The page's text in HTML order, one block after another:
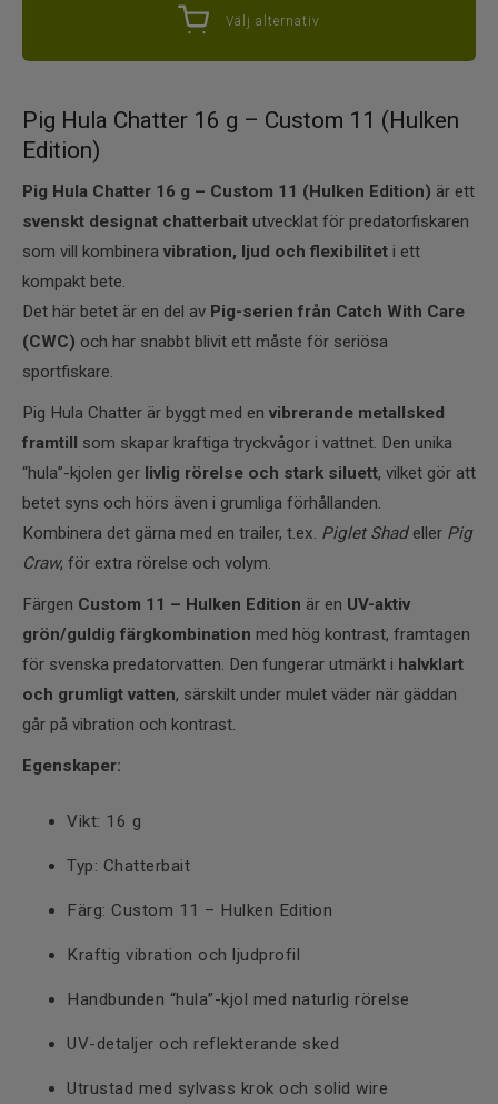
Välj alternativ
Pig Hula Chatter 16 g – Custom 11 (Hulken
Edition)
Pig Hula Chatter 16 g – Custom 11 (Hulken Edition) är ett
svenskt designat chatterbait utvecklat för predatorfiskaren
som vill kombinera vibration, ljud och flexibilitet i ett
kompakt bete.
Det här betet är en del av Pig-serien från Catch With Care
(CWC) och har snabbt blivit ett måste för seriösa
sportfiskare.
Pig Hula Chatter är byggt med en vibrerande metallsked
framtill som skapar kraftiga tryckvågor i vattnet. Den unika
“hula”-kjolen ger livlig rörelse och stark siluett, vilket gör att
betet syns och hörs även i grumliga förhållanden.
Kombinera det gärna med en trailer, t.ex. Piglet Shadeller Pig
Craw, för extra rörelse och volym.
Färgen Custom 11 – Hulken Edition är en UV-aktiv
grön/guldig färgkombination med hög kontrast, framtagen
för svenska predatorvatten. Den fungerar utmärkt i halvklart
och grumligt vatten, särskilt under mulet väder när gäddan
går på vibration och kontrast.
Egenskaper:
Vikt: 16 g
Typ: Chatterbait
Färg: Custom 11 – Hulken Edition
Kraftig vibration och ljudprofil
Handbunden “hula”-kjol med naturlig rörelse
UV-detaljer och reflekterande sked
Utrustad med sylvass krok och solid wire